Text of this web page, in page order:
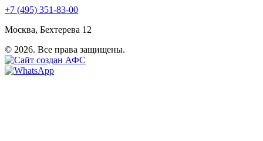
+7 (495) 351-83-00
Москва, Бехтерева 12
© 2026. Все права защищены.